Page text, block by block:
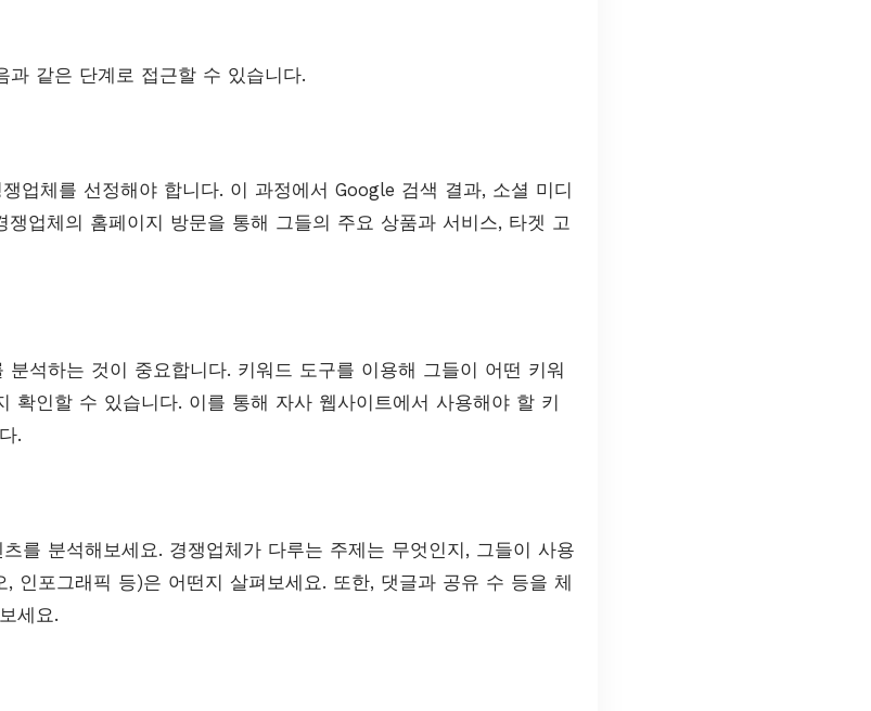
과 같은 단계로 접근할 수 있습니다.
업체를 선정해야 합니다. 이 과정에서 Google 검색 결과, 소셜 미디
업체의 홈페이지 방문을 통해 그들의 주요 상품과 서비스, 타겟 고
분석하는 것이 중요합니다. 키워드 도구를 이용해 그들이 어떤 키워
확인할 수 있습니다. 이를 통해 자사 웹사이트에서 사용해야 할 키
.
를 분석해보세요. 경쟁업체가 다루는 주제는 무엇인지, 그들이 사용
인포그래픽 등)은 어떤지 살펴보세요. 또한, 댓글과 공유 수 등을 체
세요.